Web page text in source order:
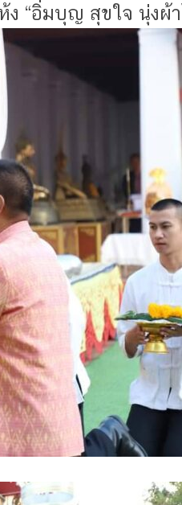
“อิ่มบุญ สุขใจ นุ่งผ้า